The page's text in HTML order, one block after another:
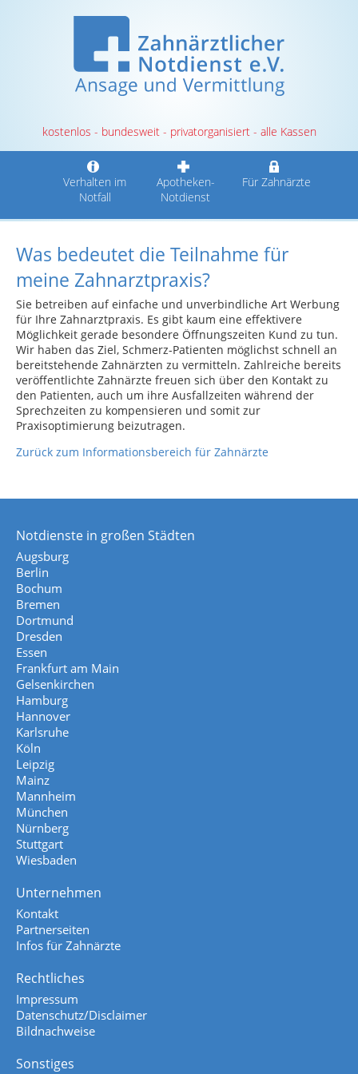
kostenlos - bundesweit - privatorganisiert - alle Kassen
Verhalten im
Notfall
Apotheken-
Notdienst
Für Zahnärzte
Was bedeutet die Teilnahme für
meine Zahnarztpraxis?
Sie betreiben auf einfache und unverbindliche Art Werbung
für Ihre Zahnarztpraxis. Es gibt kaum eine effektivere
Möglichkeit gerade besondere Öffnungszeiten Kund zu tun.
Wir haben das Ziel, Schmerz-Patienten möglichst schnell an
bereitstehende Zahnärzten zu vermitteln. Zahlreiche bereits
veröffentlichte Zahnärzte freuen sich über den Kontakt zu
den Patienten, auch um ihre Ausfallzeiten während der
Sprechzeiten zu kompensieren und somit zur
Praxisoptimierung beizutragen.
Zurück zum Informationsbereich für Zahnärzte
Notdienste in großen Städten
Augsburg
Berlin
Bochum
Bremen
Dortmund
Dresden
Essen
Frankfurt am Main
Gelsenkirchen
Hamburg
Hannover
Karlsruhe
Köln
Leipzig
Mainz
Mannheim
München
Nürnberg
Stuttgart
Wiesbaden
Unternehmen
Kontakt
Partnerseiten
Infos für Zahnärzte
Rechtliches
Impressum
Datenschutz/Disclaimer
Bildnachweise
Sonstiges